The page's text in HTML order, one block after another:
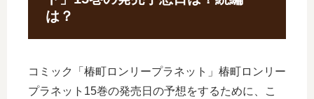
は？
コミック「椿町ロンリープラネット」椿町ロンリー
プラネット15巻の発売日の予想をするために、こ